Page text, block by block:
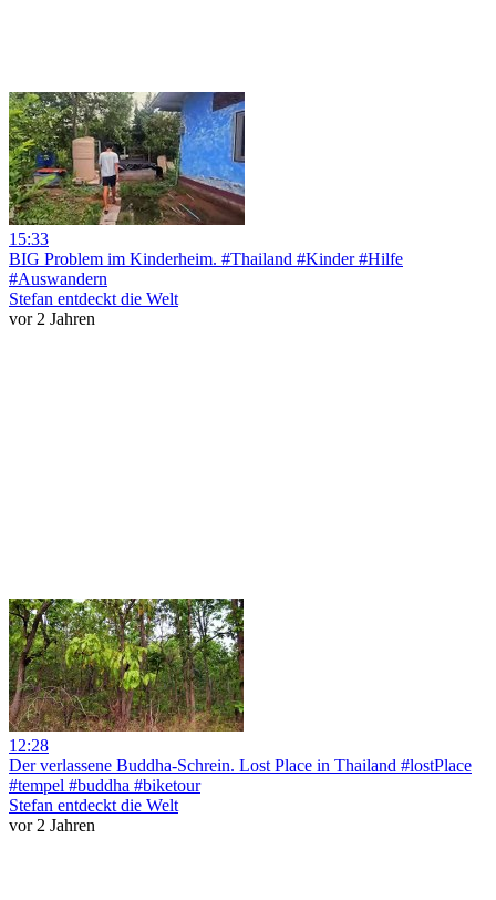
15:33
BIG Problem im Kinderheim. #Thailand #Kinder #Hilfe
#Auswandern
Stefan entdeckt die Welt
vor 2 Jahren
12:28
Der verlassene Buddha-Schrein. Lost Place in Thailand #lostPlace
#tempel #buddha #biketour
Stefan entdeckt die Welt
vor 2 Jahren